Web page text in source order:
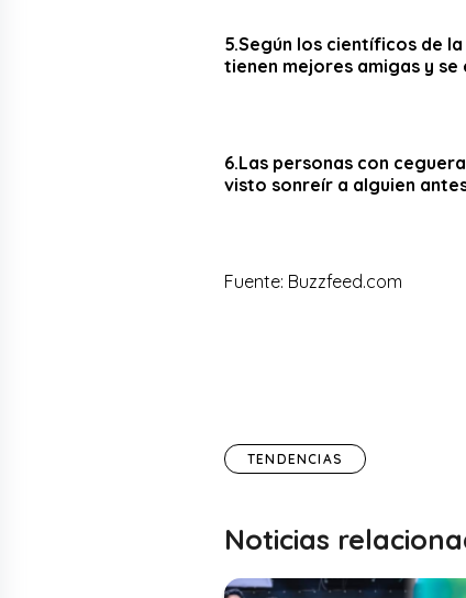
5.Según los científicos de
tienen mejores amigas y se
6.Las personas con
visto sonreír a alguien
Fuente: Buzzfeed.com
TENDENCIAS
Noticias